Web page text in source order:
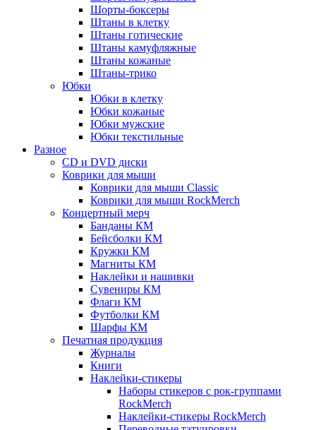
Шорты-боксеры
Штаны в клетку
Штаны готические
Штаны камуфляжные
Штаны кожаные
Штаны-трико
Юбки
Юбки в клетку
Юбки кожаные
Юбки мужские
Юбки текстильные
Разное
CD и DVD диски
Коврики для мыши
Коврики для мыши Classic
Коврики для мыши RockMerch
Концертный мерч
Банданы КМ
Бейсболки КМ
Кружки КМ
Магниты КМ
Наклейки и нашивки
Сувениры КМ
Флаги КМ
Футболки КМ
Шарфы КМ
Печатная продукция
Журналы
Книги
Наклейки-стикеры
Наборы стикеров с рок-группами
RockMerch
Наклейки-стикеры RockMerch